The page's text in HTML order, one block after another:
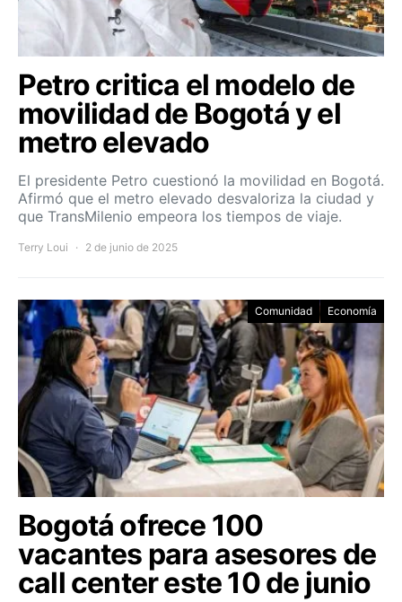
Petro critica el modelo de
movilidad de Bogotá y el
metro elevado
El presidente Petro cuestionó la movilidad en Bogotá.
Afirmó que el metro elevado desvaloriza la ciudad y
que TransMilenio empeora los tiempos de viaje.
Terry Loui 2 de junio de 2025
Comunidad Economía
Bogotá ofrece 100
vacantes para asesores de
call center este 10 de junio